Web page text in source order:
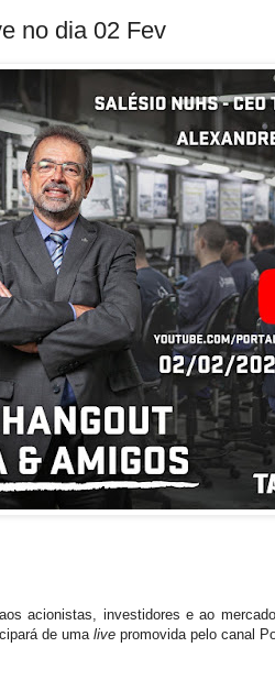
no dia 02 Fev
acionistas, investidores e ao
de uma live promovida pelo canal